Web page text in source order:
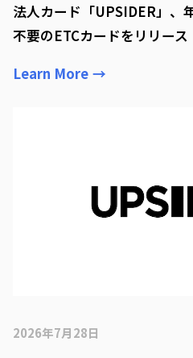
法人カード「UPSIDER」、
不要のETCカードをリリース
Learn More →
2026年7月28日